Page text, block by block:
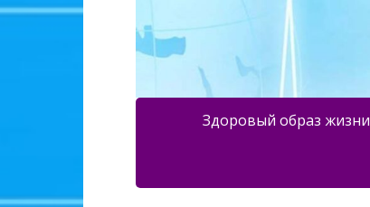
Здоровый образ жизни